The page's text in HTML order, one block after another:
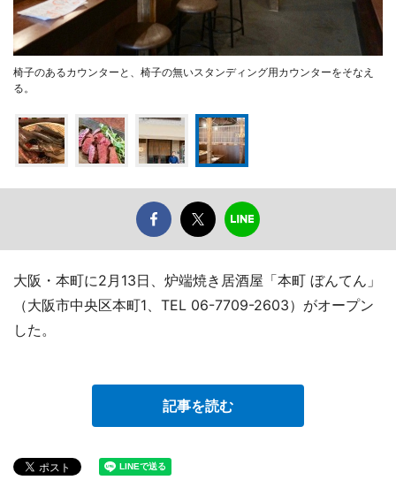
椅子のあるカウンターと、椅子の無いスタンディング用カウンターをそなえ
る。
大阪・本町に2月13日、炉端焼き居酒屋「本町 ぼんてん」
（大阪市中央区本町1、TEL 06-7709-2603）がオープン
した。
記事を読む